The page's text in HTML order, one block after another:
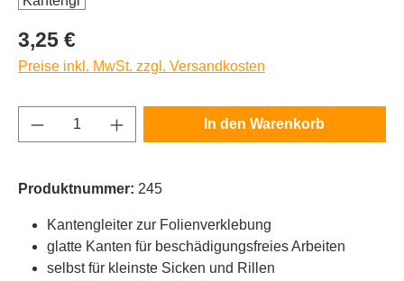
Regulärer Preis:
3,25 €
Preise inkl. MwSt. zzgl. Versandkosten
Produkt Anzahl: Gib den gewünschten
In den Warenkorb
Produktnummer: 245
Kantengleiter zur Folienverklebung
glatte Kanten für beschädigungsfreies Arbeiten
selbst für kleinste Sicken und Rillen